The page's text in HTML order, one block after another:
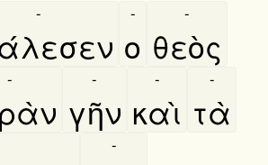
-
ο
-
θεὸς
-
-
γῆν
-
καὶ
-
τὰ
-
-